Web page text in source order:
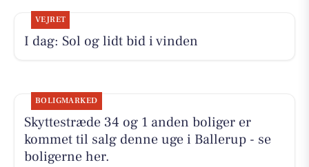
VEJRET
I dag: Sol og lidt bid i vinden
BOLIGMARKED
Skyttestræde 34 og 1 anden boliger er
kommet til salg denne uge i Ballerup - se
boligerne her.